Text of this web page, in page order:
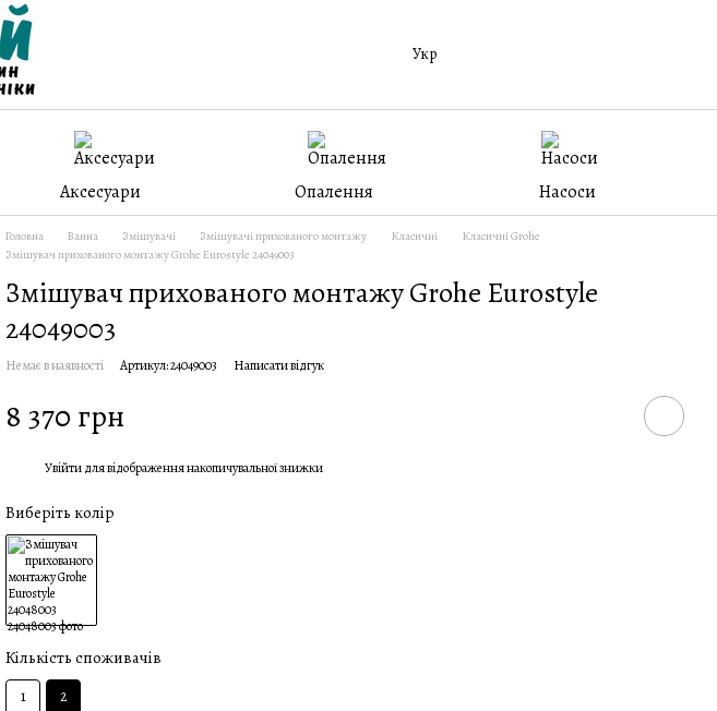
Укр
Аксесуари Опалення Насоси
Головна Ванна Змішувачі Змішувачі прихованого монтажу Класичні
Класичні Grohe
Змішувач прихованого монтажу Grohe Eurostyle 24049003
Змішувач прихованого монтажу Grohe Eurostyle
24049003
Немає в наявності Артикул: 24049003 Написати відгук
8 370 грн
Увійтидля відображення накопичувальної знижки
Виберіть колір
Кількість споживачів
1 2